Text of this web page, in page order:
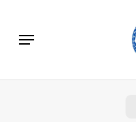
main
Menu